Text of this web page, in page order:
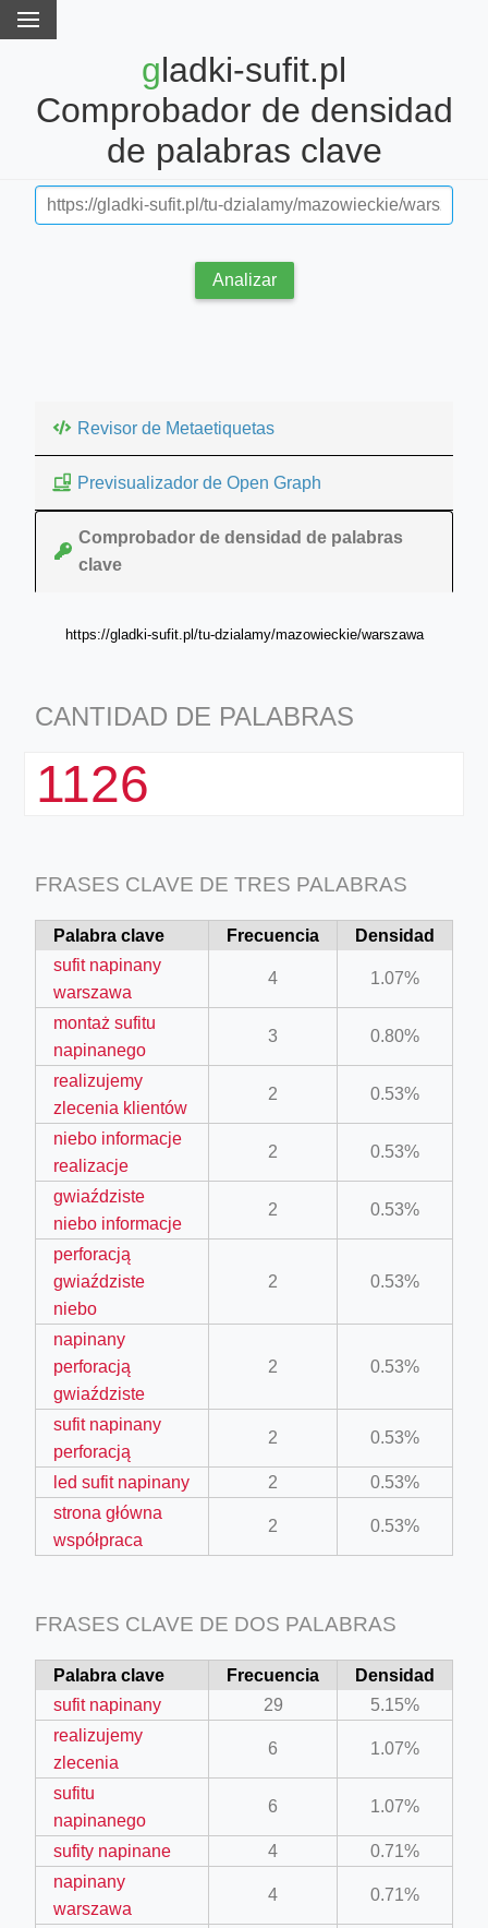
crew-neck-navy-blue/
feed-calculator
gladki-sufit.pl
Comprobador de densidad
de palabras clave
Analizar
Revisor de Metaetiquetas
Previsualizador de Open Graph
Comprobador de densidad de palabras
clave
https://gladki-sufit.pl/tu-dzialamy/mazowieckie/warszawa
CANTIDAD DE PALABRAS
1126
FRASES CLAVE DE TRES PALABRAS
Palabra clave Frecuencia
Densidad
sufit napinany
warszawa
4 1.07%
montaż sufitu
napinanego
3 0.80%
realizujemy
zlecenia klientów
2 0.53%
niebo informacje
realizacje
2 0.53%
gwiaździste
niebo informacje
2 0.53%
perforacją
gwiaździste
niebo
2 0.53%
napinany
perforacją
gwiaździste
2 0.53%
sufit napinany
perforacją
2 0.53%
led sufit napinany 2
0.53%
strona główna
współpraca
2 0.53%
FRASES CLAVE DE DOS PALABRAS
Palabra clave Frecuencia
Densidad
sufit napinany
29
5.15%
realizujemy
zlecenia
6 1.07%
sufitu
napinanego
6 1.07%
sufity napinane 4
0.71%
napinany
warszawa
4 0.71%